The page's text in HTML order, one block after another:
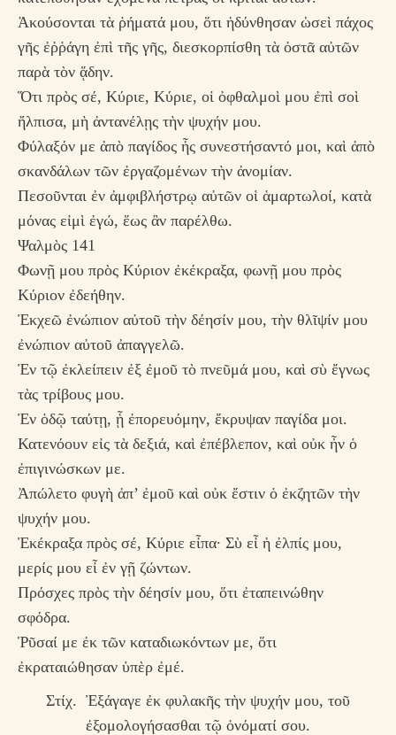
Ἀκούσονται τὰ ῥήματά μου, ὅτι ἡδύνθησαν ὡσεὶ πάχος
γῆς ἐῤῥάγη ἐπὶ τῆς γῆς, διεσκορπίσθη τὰ ὀστᾶ αὐτῶν
παρὰ τὸν ᾅδην.
Ὅτι πρὸς σέ, Κύριε, Κύριε, οἱ ὀφθαλμοὶ μου ἐπὶ σοὶ
ἤλπισα, μὴ ἀντανέλῃς τὴν ψυχήν μου.
Φύλαξόν με ἀπὸ παγίδος ἧς συνεστήσαντό μοι, καὶ ἀπὸ
σκανδάλων τῶν ἐργαζομένων τὴν ἀνομίαν.
Πεσοῦνται ἐν ἀμφιβλήστρῳ αὐτῶν οἱ ἁμαρτωλοί, κατὰ
μόνας εἰμὶ ἐγώ, ἕως ἂν παρέλθω.
Ψαλμὸς 141
Φωνῇ μου πρὸς Κύριον ἐκέκραξα, φωνῇ μου πρὸς
Κύριον ἐδεήθην.
Ἐκχεῶ ἐνώπιον αὐτοῦ τὴν δέησίν μου, τὴν θλῖψίν μου
ἐνώπιον αὐτοῦ ἀπαγγελῶ.
Ἐν τῷ ἐκλείπειν ἐξ ἐμοῦ τὸ πνεῦμά μου, καὶ σὺ ἔγνως
τὰς τρίβους μου.
Ἐν ὁδῷ ταύτῃ, ᾗ ἐπορευόμην, ἔκρυψαν παγίδα μοι.
Κατενόουν εἰς τὰ δεξιά, καὶ ἐπέβλεπον, καὶ οὐκ ἦν ὁ
ἐπιγινώσκων με.
Ἀπώλετο φυγὴ ἀπ’ ἐμοῦ καὶ οὐκ ἔστιν ὁ ἐκζητῶν τὴν
ψυχήν μου.
Ἐκέκραξα πρὸς σέ, Κύριε εἶπα· Σὺ εἶ ἡ ἐλπίς μου,
μερίς μου εἶ ἐν γῇ ζώντων.
Πρόσχες πρὸς τὴν δέησίν μου, ὅτι ἐταπεινώθην
σφόδρα.
Ῥῦσαί με ἐκ τῶν καταδιωκόντων με, ὅτι
ἐκραταιώθησαν ὑπὲρ ἐμέ.
Στίχ. Ἐξάγαγε ἐκ φυλακῆς τὴν ψυχήν μου, τοῦ
ἐξομολογήσασθαι τῷ ὀνόματί σου.